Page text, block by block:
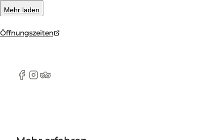
Mehr laden
Öffnungszeiten
Die Bistro ist während der Winterpause für
gesellschaftliche Veranstaltungen geöffnet.
Facebook
Instagram
Tripadvisor